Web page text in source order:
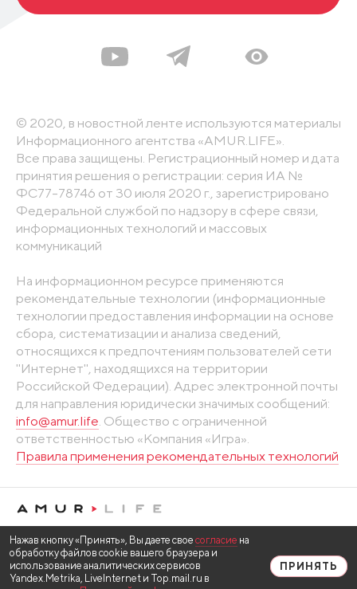
© 2020, в новостной ленте используются материалы
Информационного агентства «AMUR.LIFE».
Все права защищены. Регистрационный номер и дата
принятия решения о регистрации: серия ИА №
ФС77-78746 от 30 июля 2020 г., зарегистрировано
Федеральной службой по надзору в сфере связи,
информационных технологий и массовых
коммуникаций
На информационном ресурсе применяются
рекомендательные технологии (информационные
технологии предоставления информации на основе
сбора, систематизации и анализа сведений,
относящихся к предпочтениям пользователей сети
"Интернет", находящихся на территории
Российской Федерации). Адрес электронной почты
для направления юридически значимых сообщений:
info@amur.life . Общество с ограниченной
ответственностью «Компания «Игра».
Правила применения рекомендательных технологий
Нажав кнопку «Принять», Вы даете свое согласие на
обработку файлов cookie вашего браузера и
использование аналитических сервисов
Yandex.Metrika, LiveInternet и Top.mail.ru в
ПРИНЯТЬ